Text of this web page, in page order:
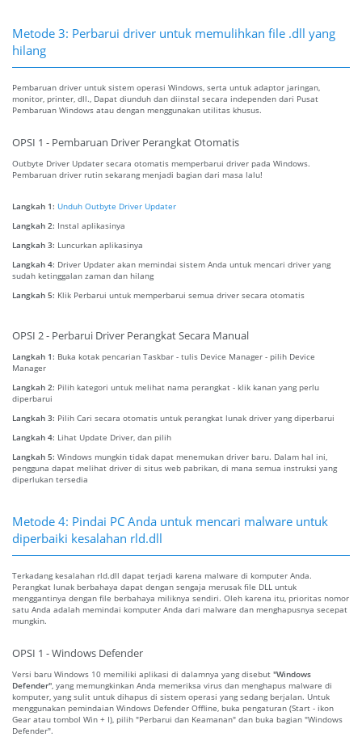
Metode 3: Perbarui driver untuk memulihkan file .dll yang
hilang
Pembaruan driver untuk sistem operasi Windows, serta untuk adaptor jaringan,
monitor, printer, dll., Dapat diunduh dan diinstal secara independen dari Pusat
Pembaruan Windows atau dengan menggunakan utilitas khusus.
OPSI 1 - Pembaruan Driver Perangkat Otomatis
Outbyte Driver Updater secara otomatis memperbarui driver pada Windows.
Pembaruan driver rutin sekarang menjadi bagian dari masa lalu!
Langkah 1: Unduh Outbyte Driver Updater
Langkah 2: Instal aplikasinya
Langkah 3: Luncurkan aplikasinya
Langkah 4: Driver Updater akan memindai sistem Anda untuk mencari driver yang
sudah ketinggalan zaman dan hilang
Langkah 5: Klik Perbarui untuk memperbarui semua driver secara otomatis
OPSI 2 - Perbarui Driver Perangkat Secara Manual
Langkah 1: Buka kotak pencarian Taskbar - tulis Device Manager - pilih Device
Manager
Langkah 2: Pilih kategori untuk melihat nama perangkat - klik kanan yang perlu
diperbarui
Langkah 3: Pilih Cari secara otomatis untuk perangkat lunak driver yang diperbarui
Langkah 4: Lihat Update Driver, dan pilih
Langkah 5: Windows mungkin tidak dapat menemukan driver baru. Dalam hal ini,
pengguna dapat melihat driver di situs web pabrikan, di mana semua instruksi yang
diperlukan tersedia
Metode 4: Pindai PC Anda untuk mencari malware untuk
diperbaiki kesalahan rld.dll
Terkadang kesalahan rld.dll dapat terjadi karena malware di komputer Anda.
Perangkat lunak berbahaya dapat dengan sengaja merusak file DLL untuk
menggantinya dengan file berbahaya miliknya sendiri. Oleh karena itu, prioritas nomor
satu Anda adalah memindai komputer Anda dari malware dan menghapusnya secepat
mungkin.
OPSI 1 - Windows Defender
Versi baru Windows 10 memiliki aplikasi di dalamnya yang disebut "Windows
Defender" , yang memungkinkan Anda memeriksa virus dan menghapus malware di
komputer, yang sulit untuk dihapus di sistem operasi yang sedang berjalan. Untuk
menggunakan pemindaian Windows Defender Offline, buka pengaturan (Start - ikon
Gear atau tombol Win + I), pilih "Perbarui dan Keamanan" dan buka bagian "Windows
Defender".